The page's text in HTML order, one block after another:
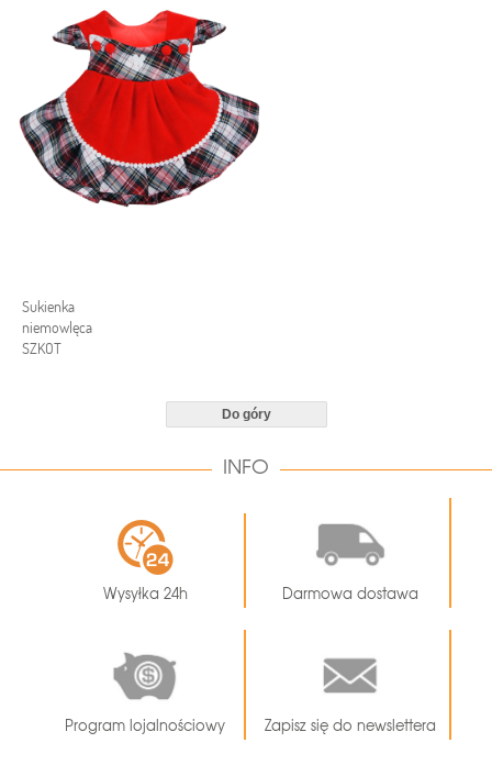
Sukienka
niemowlęca
SZKOT
Do góry
INFO
Wysyłka 24h Darmowa dostawa
Program lojalnościowy Zapisz się do newslettera